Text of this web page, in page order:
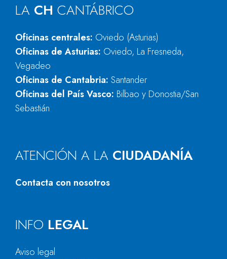
LA CH CANTÁBRICO
Oficinas centrales: Oviedo (Asturias)
Oficinas de Asturias: Oviedo, La Fresneda,
Vegadeo
Oficinas de Cantabria: Santander
Oficinas del País Vasco: Bilbao y Donostia/San
Sebastián
ATENCIÓN A LA CIUDADANÍA
Contacta con nosotros
INFO LEGAL
Aviso legal